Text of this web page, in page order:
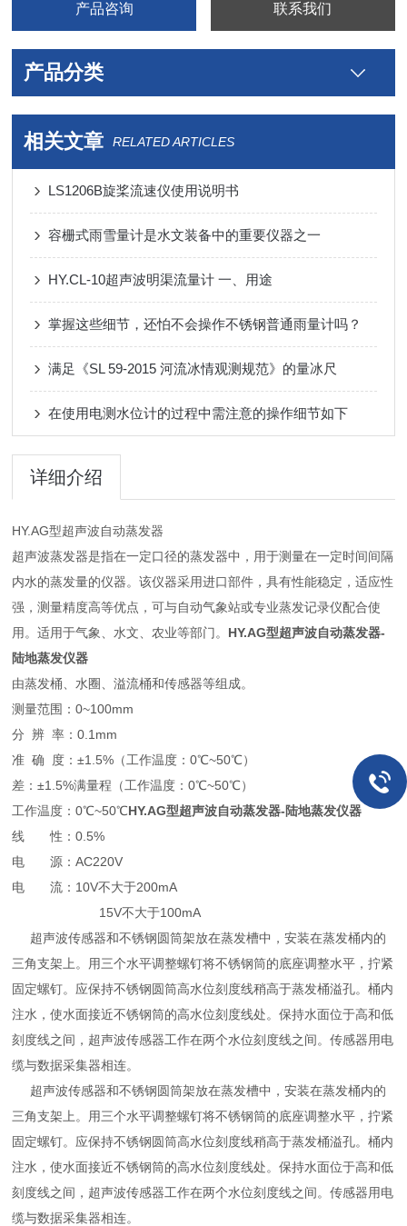
产品咨询 联系我们
产品分类
相关文章 RELATED ARTICLES
LS1206B旋桨流速仪使用说明书
容栅式雨雪量计是水文装备中的重要仪器之一
HY.CL-10超声波明渠流量计 一、用途
掌握这些细节，还怕不会操作不锈钢普通雨量计吗？
满足《SL 59-2015 河流冰情观测规范》的量冰尺
在使用电测水位计的过程中需注意的操作细节如下
详细介绍
HY.AG型超声波自动蒸发器
超声波蒸发器是指在一定口径的蒸发器中，用于测量在一定时间间隔
内水的蒸发量的仪器。该仪器采用进口部件，具有性能稳定，适应性
强，测量精度高等优点，可与自动气象站或专业蒸发记录仪配合使
用。适用于气象、水文、农业等部门。 HY.AG型超声波自动蒸发器-
陆地蒸发仪器
由蒸发桶、水圈、溢流桶和传感器等组成。
测量范围：0~100mm
分 辨 率：0.1mm
准 确 度：±1.5%（工作温度：0℃~50℃）
差：±1.5%满量程（工作温度：0℃~50℃）
工作温度：0℃~50℃HY.AG型超声波自动蒸发器-陆地蒸发仪器
线 性：0.5%
电 源：AC220V
电 流：10V不大于200mA
15V不大于100mA
超声波传感器和不锈钢圆筒架放在蒸发槽中，安装在蒸发桶内的
三角支架上。用三个水平调整螺钉将不锈钢筒的底座调整水平，拧紧
固定螺钉。应保持不锈钢圆筒高水位刻度线稍高于蒸发桶溢孔。桶内
注水，使水面接近不锈钢筒的高水位刻度线处。保持水面位于高和低
刻度线之间，超声波传感器工作在两个水位刻度线之间。传感器用电
缆与数据采集器相连。
超声波传感器和不锈钢圆筒架放在蒸发槽中，安装在蒸发桶内的
三角支架上。用三个水平调整螺钉将不锈钢筒的底座调整水平，拧紧
固定螺钉。应保持不锈钢圆筒高水位刻度线稍高于蒸发桶溢孔。桶内
注水，使水面接近不锈钢筒的高水位刻度线处。保持水面位于高和低
刻度线之间，超声波传感器工作在两个水位刻度线之间。传感器用电
缆与数据采集器相连。